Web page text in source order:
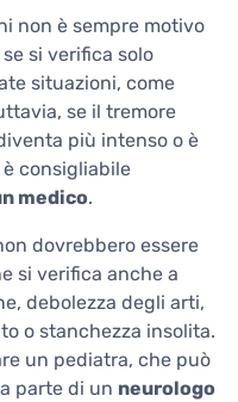
non è sempre motivo
si verifica solo
situazioni, come
se il tremore
più intenso o è
consigliabile
medico.
dovrebbero essere
si verifica anche a
debolezza degli arti,
o stanchezza insolita.
un pediatra, che può
parte di un neurologo